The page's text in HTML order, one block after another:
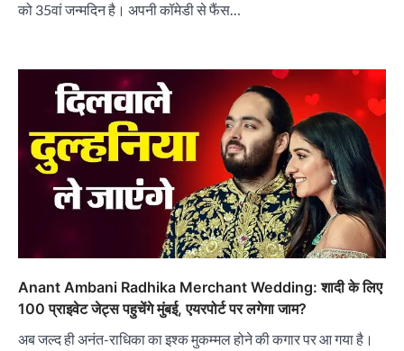
को 35वां जन्मदिन है। अपनी कॉमेडी से फैंस…
Anant Ambani Radhika Merchant Wedding: शादी के लिए
100 प्राइवेट जेट्स पहुचेंगे मुंबई, एयरपोर्ट पर लगेगा जाम?
अब जल्द ही अनंत-राधिका का इश्क मुकम्मल होने की कगार पर आ गया है।